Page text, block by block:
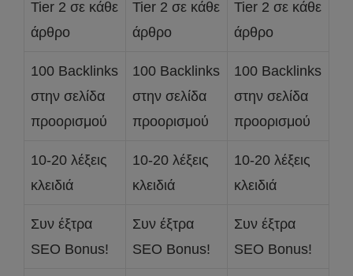
Tier 2 σε κάθε
άρθρο
Tier 2 σε κάθε
άρθρο
Tier 2 σε κάθε
άρθρο
100 Backlinks
στην σελίδα
προορισμού
100 Backlinks
στην σελίδα
προορισμού
100 Backlinks
στην σελίδα
προορισμού
10-20 λέξεις
κλειδιά
10-20 λέξεις
κλειδιά
10-20 λέξεις
κλειδιά
Συν έξτρα
SEO Bonus!
Συν έξτρα
SEO Bonus!
Συν έξτρα
SEO Bonus!